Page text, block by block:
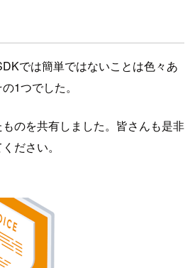
では簡単ではないことは色々あ
1つでした。
のを共有しました。皆さんも是非
ださい。